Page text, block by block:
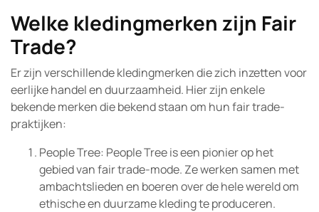
Welke kledingmerken zijn Fair
Trade?
Er zijn verschillende kledingmerken die zich inzetten voor
eerlijke handel en duurzaamheid. Hier zijn enkele
bekende merken die bekend staan om hun fair trade-
praktijken:
People Tree: People Tree is een pionier op het
gebied van fair trade-mode. Ze werken samen met
ambachtslieden en boeren over de hele wereld om
ethische en duurzame kleding te produceren.